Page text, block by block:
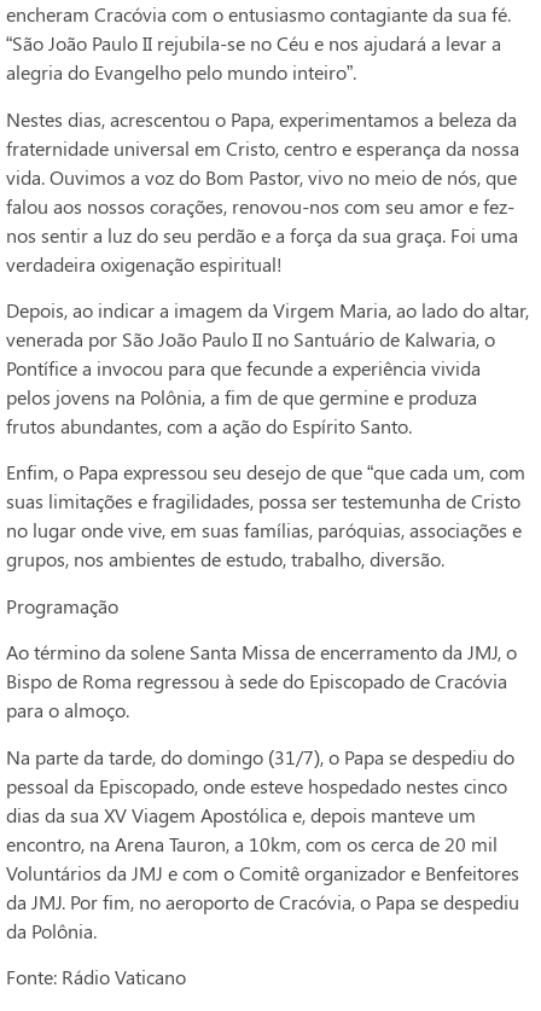
encheram Cracóvia com o entusiasmo contagiante da sua fé.
“São João Paulo II rejubila-se no Céu e nos ajudará a levar a
alegria do Evangelho pelo mundo inteiro”.
Nestes dias, acrescentou o Papa, experimentamos a beleza da
fraternidade universal em Cristo, centro e esperança da nossa
vida. Ouvimos a voz do Bom Pastor, vivo no meio de nós, que
falou aos nossos corações, renovou-nos com seu amor e fez-
nos sentir a luz do seu perdão e a força da sua graça. Foi uma
verdadeira oxigenação espiritual!
Depois, ao indicar a imagem da Virgem Maria, ao lado do altar,
venerada por São João Paulo II no Santuário de Kalwaria, o
Pontífice a invocou para que fecunde a experiência vivida
pelos jovens na Polônia, a fim de que germine e produza
frutos abundantes, com a ação do Espírito Santo.
Enfim, o Papa expressou seu desejo de que “que cada um, com
suas limitações e fragilidades, possa ser testemunha de Cristo
no lugar onde vive, em suas famílias, paróquias, associações e
grupos, nos ambientes de estudo, trabalho, diversão.
Programação
Ao término da solene Santa Missa de encerramento da JMJ, o
Bispo de Roma regressou à sede do Episcopado de Cracóvia
para o almoço.
Na parte da tarde, do domingo (31/7), o Papa se despediu do
pessoal da Episcopado, onde esteve hospedado nestes cinco
dias da sua XV Viagem Apostólica e, depois manteve um
encontro, na Arena Tauron, a 10km, com os cerca de 20 mil
Voluntários da JMJ e com o Comitê organizador e Benfeitores
da JMJ. Por fim, no aeroporto de Cracóvia, o Papa se despediu
da Polônia.
Fonte: Rádio Vaticano